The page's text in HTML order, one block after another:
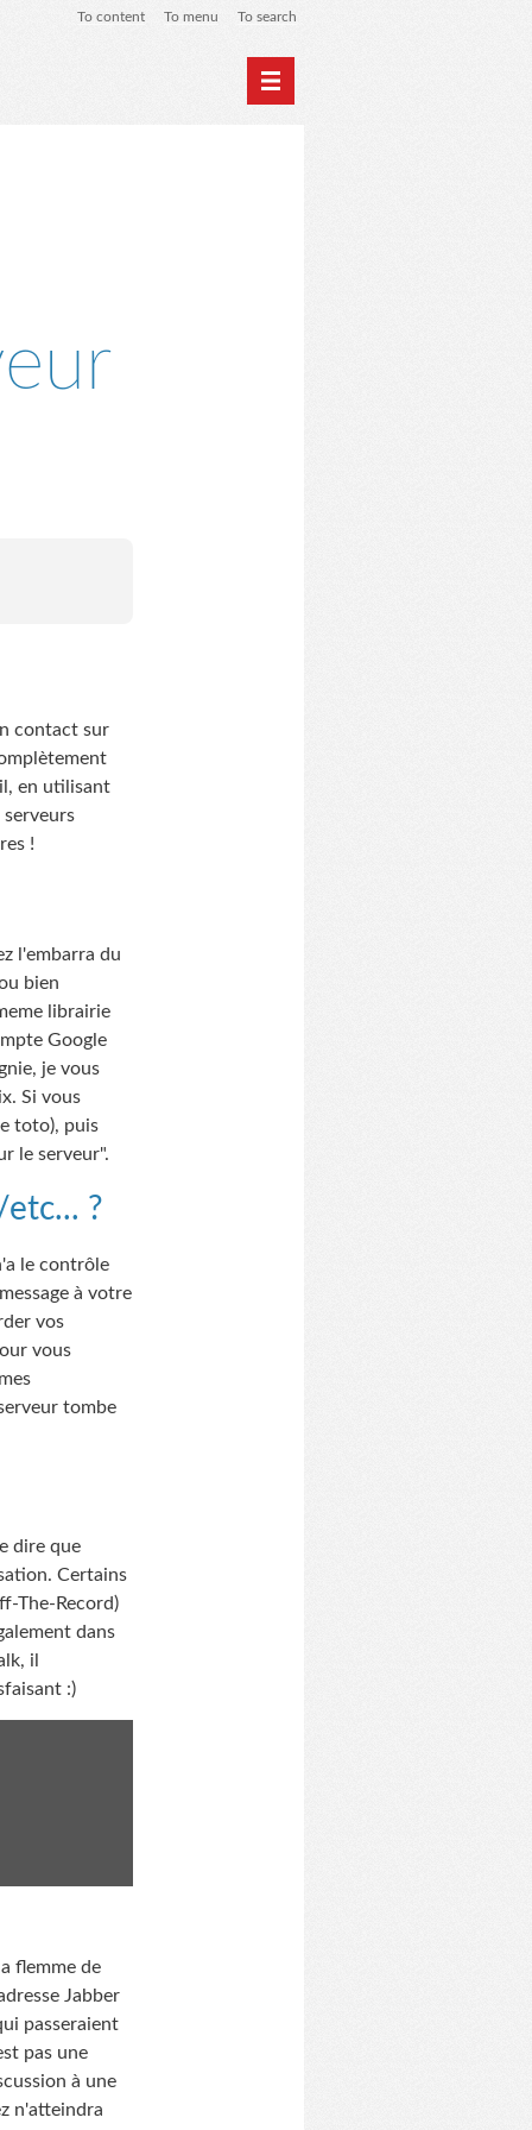
To content To menu To search
contact sur
en utilisant
!
l'embarra du
bien
librairie
Google
je vous
Si vous
toto), puis
le serveur".
?
le contrôle
à votre
vos
vous
tombe
dire que
Certains
The-Record)
dans
il
:)
flemme de
Jabber
passeraient
pas une
à une
n'atteindra